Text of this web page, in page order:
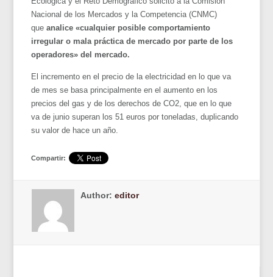
Nacional de los Mercados y la Competencia (CNMC)
queanalice «cualquier posible comportamiento
irregular o mala práctica de mercado por parte de los
operadores» del mercado.
El incremento en el precio de la electricidad en lo que va
de mes se basa principalmente en el aumento en los
precios del gas y de los derechos de CO2, que en lo que
va de junio superan los 51 euros por toneladas, duplicando
su valor de hace un año.
Compartir:
Author:editor